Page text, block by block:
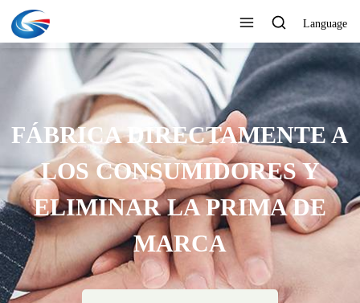
Language
FÁBRICA DIRECTAMENTE A
LOS CONSUMIDORES Y
ELIMINAR LA PRIMA DE
MARCA